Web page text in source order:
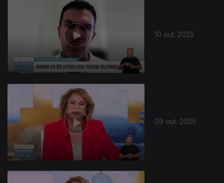
10 out. 2025
09 out. 2025